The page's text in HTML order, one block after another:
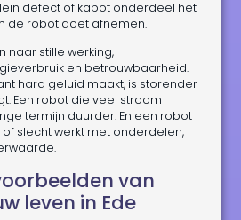
defect of kapot onderdeel het
de robot doet afnemen.
naar stille werking,
en betrouwbaarheid.
hard geluid maakt, is storender
Een robot die veel stroom
termijn duurder. En een robot
slecht werkt met onderdelen,
van
leven in Ede